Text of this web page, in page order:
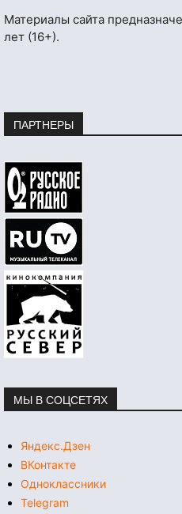
Материалы сайта
лет (16+).
ПАРТНЕРЫ
МЫ В СОЦСЕТЯХ
Яндекс.Дзен
ВКонтакте
Одноклассники
Telegram